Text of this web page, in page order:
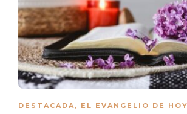
DESTACADA, EL EVANGELIO DE HOY